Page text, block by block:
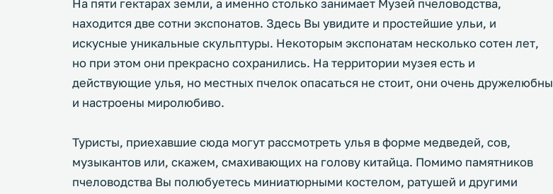
На пяти гектарах земли, а именно столько занимает Музей пчеловодства,
находится две сотни экспонатов. Здесь Вы увидите и простейшие ульи, и
искусные уникальные скульптуры. Некоторым экспонатам несколько сотен лет,
но при этом они прекрасно сохранились. На территории музея есть и
действующие улья, но местных пчелок опасаться не стоит, они очень дружелюбны
и настроены миролюбиво.
Туристы, приехавшие сюда могут рассмотреть улья в форме медведей, сов,
музыкантов или, скажем, смахивающих на голову китайца. Помимо памятников
пчеловодства Вы полюбуетесь миниатюрными костелом, ратушей и другими